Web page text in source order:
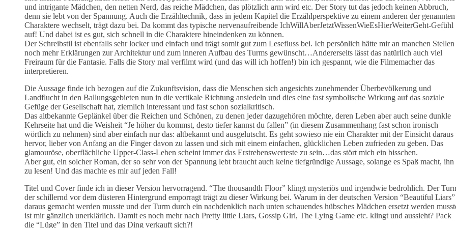
und intrigante Mädchen, den netten Nerd, das reiche Mädchen, das plötzlich arm wird etc. Der Story tut das jedoch keinen Abbruch,
denn sie lebt von der Spannung. Auch die Erzähltechnik, dass in jedem Kapitel die Erzählperspektive zu einem anderen der genannten
Charaktere wechselt, trägt dazu bei. Da kommt das typische nervenaufreibende IchWillAberJetztWissenWieEsHierWeiterGeht-Gefühl
auf! Und dabei ist es gut, sich schnell in die Charaktere hineindenken zu können.
Der Schreibstil ist ebenfalls sehr locker und einfach und trägt somit gut zum Lesefluss bei. Ich persönlich hätte mir an manchen Stellen
noch mehr Erklärungen zur Architektur und zum inneren Aufbau des Turms gewünscht…Andererseits lässt das natürlich auch viel
Freiraum für die Fantasie. Falls die Story mal verfilmt wird (und das will ich hoffen!) bin ich gespannt, wie die Filmemacher das
interpretieren.
Die Aussage finde ich bezogen auf die Zukunftsvision, dass die Menschen sich angesichts zunehmender Überbevölkerung und
Landflucht in den Ballungsgebieten nun in die vertikale Richtung ansiedeln und dies eine fast symbolische Wirkung auf das soziale
Gefüge der Gesellschaft hat, ziemlich interessant und fast schon sozialkritisch.
Das altbekannte Geplänkel über die Reichen und Schönen, zu denen jeder dazugehören möchte, deren Leben aber auch seine dunkle
Kehrseite hat und die Weisheit “Je höher du kommst, desto tiefer kannst du fallen” (in diesem Zusammenhang fast schon ironisch
wörtlich zu nehmen) sind aber einfach nur das: altbekannt und ausgelutscht. Es geht sowieso nie ein Charakter mit der Einsicht daraus
hervor, lieber von Anfang an die Finger davon zu lassen und sich mit einem einfachen, glücklichen Leben zufrieden zu geben. Das
glamouröse, oberflächliche Upper-Class-Leben scheint immer das Erstrebenswerteste zu sein…das stört mich ein bisschen.
Aber gut, ein solcher Roman, der so sehr von der Spannung lebt braucht auch keine tiefgründige Aussage, solange es Spaß macht, ihn
zu lesen! Und das machte es mir auf jeden Fall!
Titel und Cover finde ich in dieser Version hervorragend. “The thousandth Floor” klingt mysteriös und irgendwie bedrohlich. Der
der schillernd vor dem düsteren Hintergrund emporragt trägt zu dieser Wirkung bei. Warum in der deutschen Version “Beautiful Liars”
daraus gemacht werden musste und der Turm durch ein nachdenklich nach unten schauendes hübsches Mädchen ersetzt werden
ist mir gänzlich unerklärlich. Damit es noch mehr nach Pretty little Liars, Gossip Girl, The Lying Game etc. klingt und aussieht? Pack
die “Lüge” in den Titel und das Ding verkauft sich?!